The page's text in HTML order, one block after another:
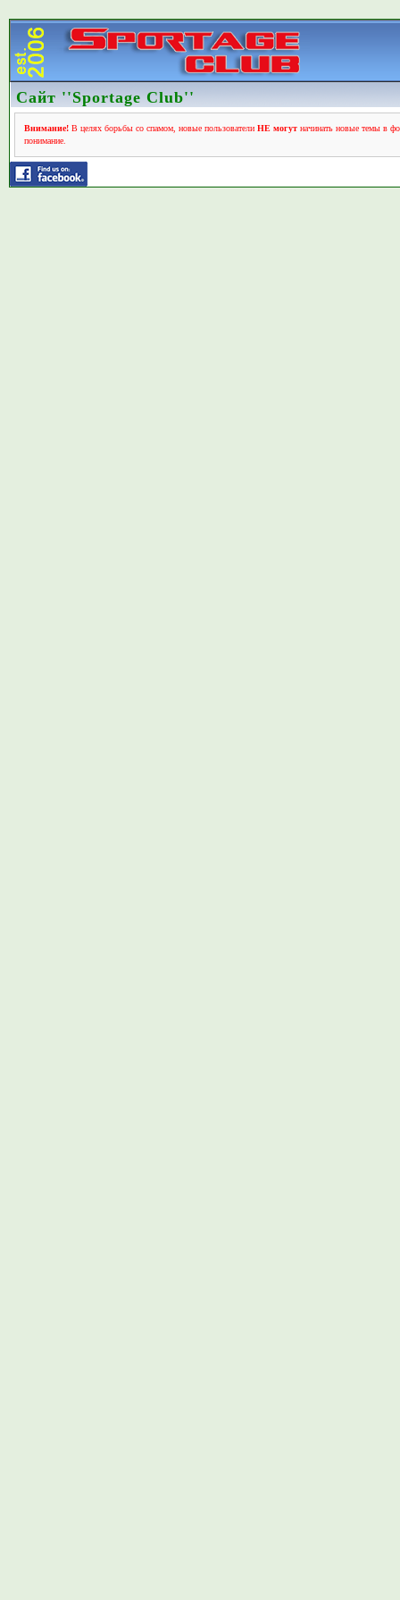
Сайт ''Sportage Club''
Внимание!В целях борьбы со спамом, новые пользователи НЕ могутначинать новые темы в
понимание.